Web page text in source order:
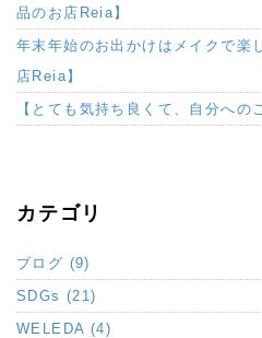
品のお店Reia】
年末年始のお出かけはメイクで楽
店Reia】
【とても気持ち良くて、自分への
カテゴリ
ブログ (9)
SDGs (21)
WELEDA (4)